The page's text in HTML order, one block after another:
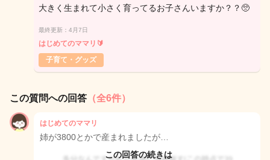
大きく生まれて小さく育ってるお子さんいますか？？🥺
最終更新：4月7日
はじめてのママリ🔰
子育て・グッズ
この質問への回答 （全6件）
はじめてのママリ
姉が3800とかで産まれましたが…
この回答の続きは